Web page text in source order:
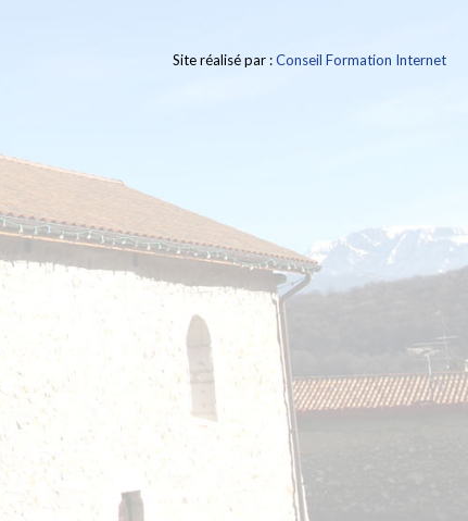
Site réalisé par :Conseil Formation Internet